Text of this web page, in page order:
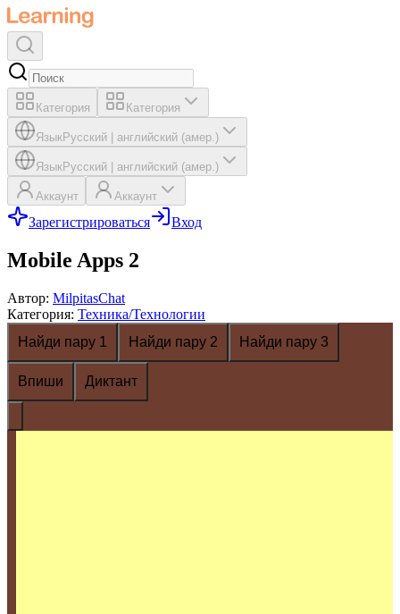
Категория Категория
ЯзыкРусский английский (амер.)
ЯзыкРусский английский (амер.)
Аккаунт Аккаунт
Зарегистрироваться Вход
Mobile Apps 2
Автор: MilpitasChat
Категория: Техника/Технологии
Найди пару 1
Найди пару 2 Найди пару 3
Впиши Диктант